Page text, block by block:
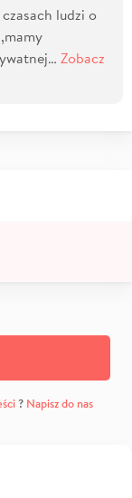
ludzi o
Zobacz
? Napisz do nas